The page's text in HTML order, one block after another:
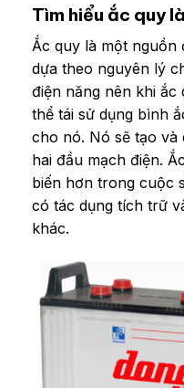
Tìm hiểu ắc quy
Ắc quy là một nguồn
dựa theo nguyên lý
điện năng nên khi ắc
thể tái sử dụng bình
cho nó. Nó sẽ tạo và
hai đầu mạch điện.
biến hơn trong cuộc
có tác dụng tích trữ
khác.